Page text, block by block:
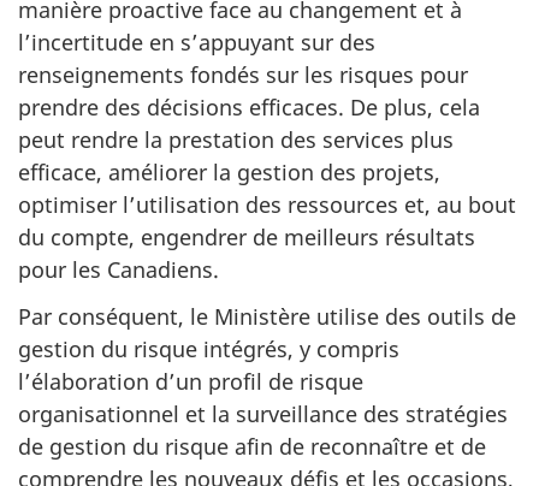
manière proactive face au changement et à
l’incertitude en s’appuyant sur des
renseignements fondés sur les risques pour
prendre des décisions efficaces. De plus, cela
peut rendre la prestation des services plus
efficace, améliorer la gestion des projets,
optimiser l’utilisation des ressources et, au bout
du compte, engendrer de meilleurs résultats
pour les Canadiens.
Par conséquent, le Ministère utilise des outils de
gestion du risque intégrés, y compris
l’élaboration d’un profil de risque
organisationnel et la surveillance des stratégies
de gestion du risque afin de reconnaître et de
comprendre les nouveaux défis et les occasions,